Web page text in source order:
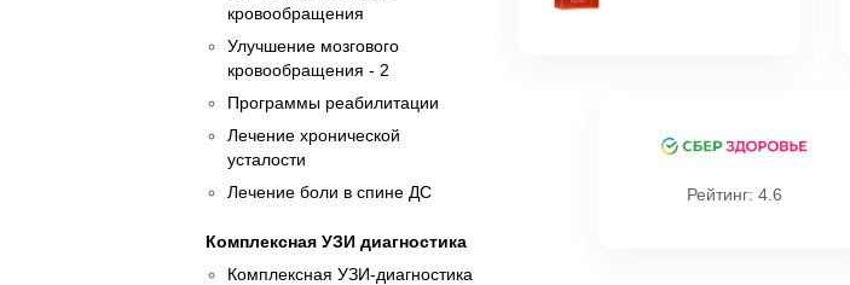
Рейтинг: 4.6
кровообращения
Улучшение мозгового
кровообращения - 2
Программы реабилитации
Лечение хронической
усталости
Лечение боли в спине ДС
Комплексная УЗИ диагностика
Комплексная УЗИ-диагностика